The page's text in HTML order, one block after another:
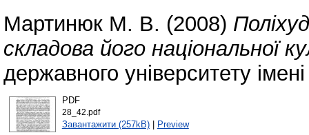
Мартинюк М. В. (2008)
складова його національної
державного університету
PDF
28_42.pdf
Завантажити (257kB)| Preview